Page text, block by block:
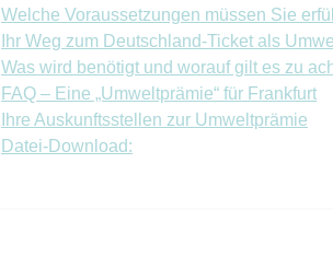
Welche Voraussetzungen müssen Sie
Ihr Weg zum Deutschland-Ticket als
Was wird benötigt und worauf gilt es zu
FAQ – Eine „Umweltprämie“ für Frankfurt
Ihre Auskunftsstellen zur Umweltprämie
Datei-Download: